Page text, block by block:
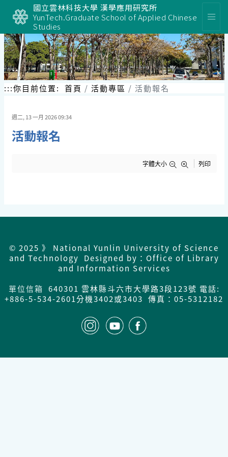
要
內
容
區
塊
國立雲林科技大學 漢學應用研究所
YunTech.Graduate School of Applied Chinese
Studies
:::你目前位置: 首頁 活動專區 活動報名
週二, 13 一月 2026 09:34
活動報名
字體大小 列印
© 2025 》 National Yunlin University of Science
and Technology Designed by：Office of Library
and Information Services
單位信箱 640301 雲林縣斗六市大學路3段123號 電話:
+886-5-534-2601分機3402或3403 傳真：05-5312182